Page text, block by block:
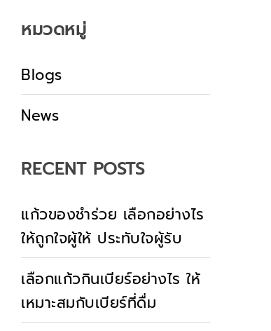
หมวดหมู่
Blogs
News
RECENT POSTS
แก้วของชำร่วย เลือกอย่างไร
ให้ถูกใจผู้ให้ ประทับใจผู้รับ
เลือกแก้วกินเบียร์อย่างไร ให้
เหมาะสมกับเบียร์ที่ดื่ม